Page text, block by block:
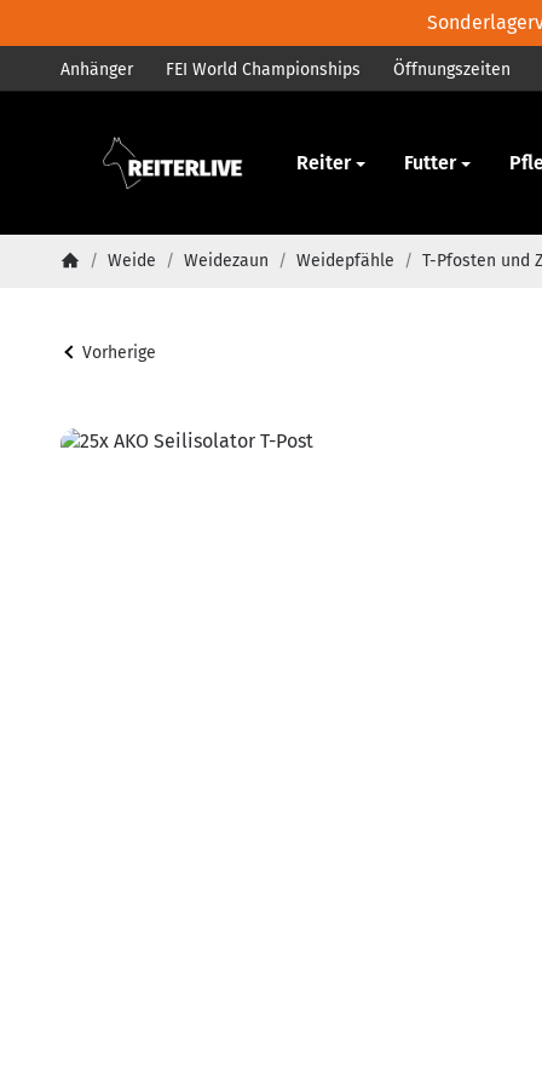
Anhänger FEI World Championships Öffnungszeiten
Pferd Reiter Futter
/ Weide / Weidezaun / Weidepfähle / T-Pfosten und
Vorherige